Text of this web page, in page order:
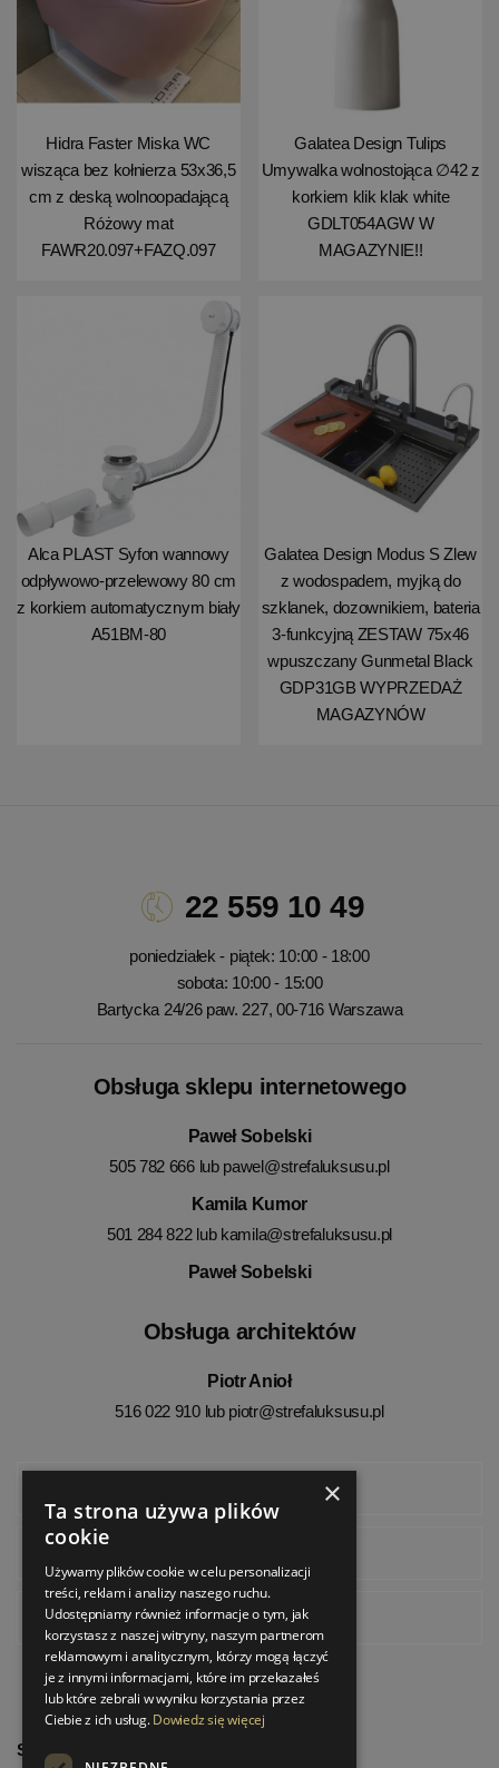
Hidra Faster Miska WC
wisząca bez kołnierza 53x36,5
cm z deską wolnoopadającą
Różowy mat
FAWR20.097+FAZQ.097
Galatea Design Tulips
Umywalka wolnostojąca ∅42 z
korkiem klik klak white
GDLT054AGW W
MAGAZYNIE!!
Alca PLAST Syfon wannowy
odpływowo-przelewowy 80 cm
z korkiem automatycznym biały
A51BM-80
Galatea Design Modus S Zlew
z wodospadem, myjką do
szklanek, dozownikiem, bateria
3-funkcyjną ZESTAW 75x46
wpuszczany Gunmetal Black
GDP31GB WYPRZEDAŻ
MAGAZYNÓW
22 559 10 49
poniedziałek - piątek: 10:00 - 18:00
sobota: 10:00 - 15:00
Bartycka 24/26 paw. 227, 00-716 Warszawa
Obsługa sklepu internetowego
Paweł Sobelski
505 782 666 lub pawel@strefaluksusu.pl
Kamila Kumor
501 284 822 lub kamila@strefaluksusu.pl
Paweł Sobelski
Obsługa architektów
Piotr Anioł
516 022 910 lub piotr@strefaluksusu.pl
Pinterest
StrefaLuksusu.pl
×
Ta strona używa plików
cookie
Używamy plików cookie w celu personalizacji
treści, reklam i analizy naszego ruchu.
Udostępniamy również informacje o tym, jak
korzystasz z naszej witryny, naszym partnerom
reklamowym i analitycznym, którzy mogą łączyć
je z innymi informacjami, które im przekazałeś
lub które zebrali w wyniku korzystania przez
Ciebie z ich usług.Dowiedz się więcej